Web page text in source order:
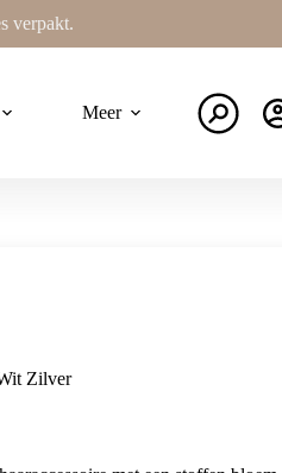
verpakt.
Meer
Zilver